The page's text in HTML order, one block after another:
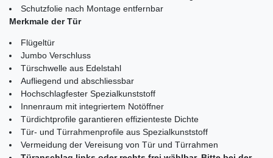
Schutzfolie nach Montage entfernbar
Merkmale der Tür
Flügeltür
Jumbo Verschluss
Türschwelle aus Edelstahl
Aufliegend und abschliessbar
Hochschlagfester Spezialkunststoff
Innenraum mit integriertem Notöffner
Türdichtprofile garantieren effizienteste Dichte
Tür- und Türrahmenprofile aus Spezialkunststoff
Vermeidung der Vereisung von Tür und Türrahmen